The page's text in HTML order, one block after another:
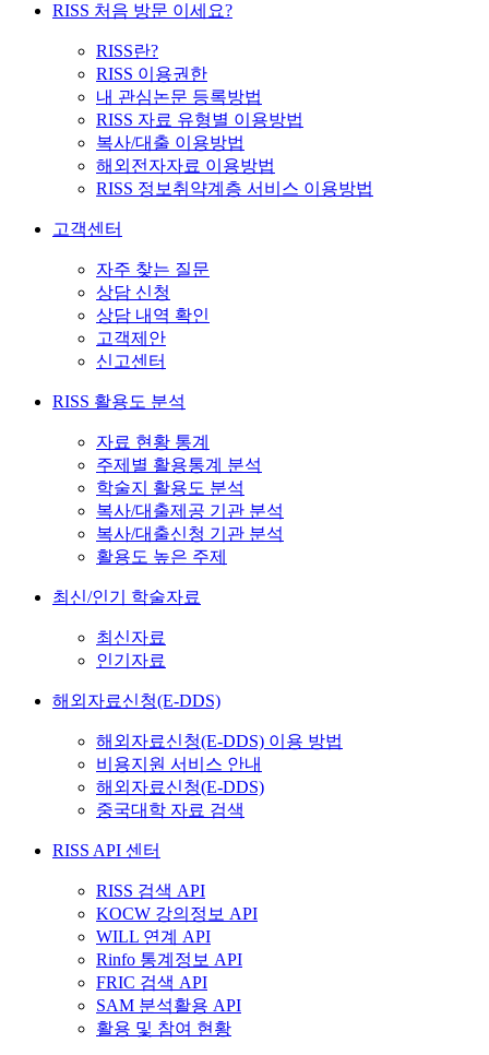
RISS 처음 방문 이세요?
RISS란?
RISS 이용권한
내 관심논문 등록방법
RISS 자료 유형별 이용방법
복사/대출 이용방법
해외전자자료 이용방법
RISS 정보취약계층 서비스 이용방법
고객센터
자주 찾는 질문
상담 신청
상담 내역 확인
고객제안
신고센터
RISS 활용도 분석
자료 현황 통계
주제별 활용통계 분석
학술지 활용도 분석
복사/대출제공 기관 분석
복사/대출신청 기관 분석
활용도 높은 주제
최신/인기 학술자료
최신자료
인기자료
해외자료신청(E-DDS)
해외자료신청(E-DDS) 이용 방법
비용지원 서비스 안내
해외자료신청(E-DDS)
중국대학 자료 검색
RISS API 센터
RISS 검색 API
KOCW 강의정보 API
WILL 연계 API
Rinfo 통계정보 API
FRIC 검색 API
SAM 분석활용 API
활용 및 참여 현황